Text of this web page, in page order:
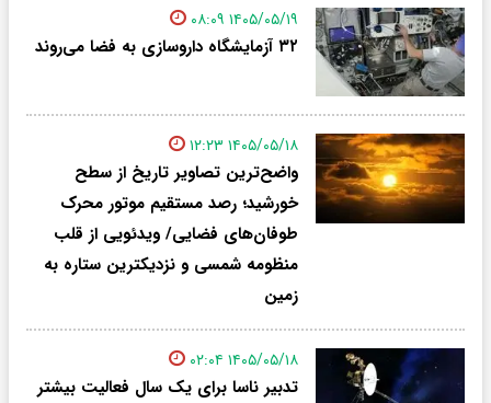
۱۴۰۵/۰۵/۱۹ ۰۸:۰۹
۳۲ آزمایشگاه داروسازی به فضا می‌روند
۱۴۰۵/۰۵/۱۸ ۱۲:۲۳
واضح‌ترین تصاویر تاریخ از سطح
خورشید؛ رصد مستقیم موتور محرک
طوفان‌های فضایی/ ویدئویی از قلب
منظومه شمسی و نزدیکترین ستاره به
زمین
۱۴۰۵/۰۵/۱۸ ۰۲:۰۴
تدبیر ناسا برای یک سال فعالیت بیشتر